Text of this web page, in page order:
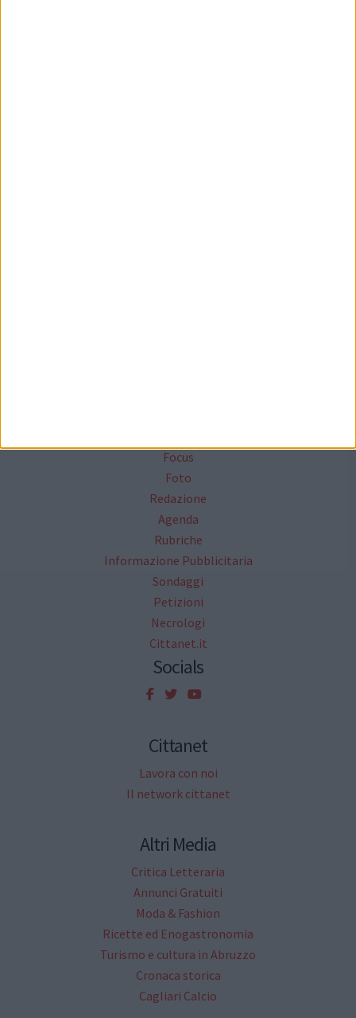
Focus
Foto
Redazione
Agenda
Rubriche
Informazione Pubblicitaria
Sondaggi
Petizioni
Necrologi
Cittanet.it
Socials
Cittanet
Lavora con noi
Il network cittanet
Altri Media
Critica Letteraria
Annunci Gratuiti
Moda & Fashion
Ricette ed Enogastronomia
Turismo e cultura in Abruzzo
Cronaca storica
Cagliari Calcio